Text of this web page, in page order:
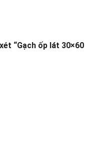
“Gạch ốp lát 30×60